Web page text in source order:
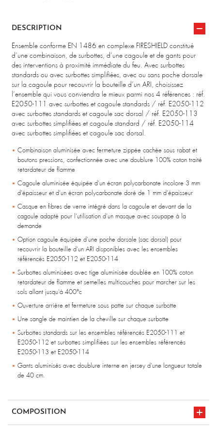
DESCRIPTION
Ensemble conforme EN 1486 en complexe FIRESHIELD constitué
d’une combinaison, de surbottes, d’une cagoule et de gants pour
des interventions à proximité immédiate du feu. Avec surbottes
standards ou avec surbottes simplifiées, avec ou sans poche dorsale
sur la cagoule pour recouvrir la bouteille d’un ARI, choisissez
l’ensemble qui vous conviendra le mieux parmi nos 4 références : réf.
E2050-111 avec surbottes et cagoule standards / réf. E2050-112
avec surbottes standards et cagoule sac dorsal / réf. E2050-113
avec surbottes simplifiées et cagoule standard / réf. E2050-114
avec surbottes simplifiées et cagoule sac dorsal.
Combinaison aluminisée avec fermeture zippée cachée sous rabat et
boutons pressions, confectionnée avec une doublure 100% coton traité
retardateur de flamme
Cagoule aluminisée équipée d’un écran polycarbonate incolore 3 mm
d’épaisseur et d’un écran polycarbonate doré de 1 mm d’épaisseur
Casque en fibres de verre intégré dans la cagoule et devant de la
cagoule adapté pour l’utilisation d’un masque avec soupape à la
demande
Option cagoule équipée d’une poche dorsale (sac dorsal) pour
recouvrir la bouteille d’un ARI disponibles avec les ensembles
référencés E2050-112 et E2050-114
Surbottes aluminisées avec tige aluminisée doublée en 100% coton
retardateur de flamme et semelles multicouches pour marcher sur les
sols allant jusqu’à 400°c
Ouverture arrière et fermeture sous patte sur chaque surbotte
Une sangle de maintien de la cheville sur chaque surbotte
Surbottes standards sur les ensembles référencés E2050-111 et
E2050-112 et surbottes simplifiées sur les ensembles référencés
E2050-113 et E2050-114
Gants aluminisés avec doublure interne en jersey d’une longueur totale
de 40 cm.
COMPOSITION